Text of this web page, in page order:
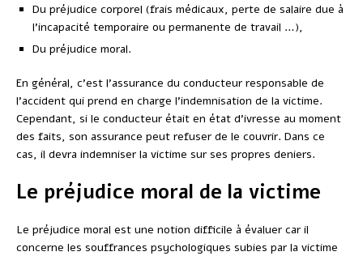
Du préjudice corporel (frais médicaux, perte de salaire due à
l’incapacité temporaire ou permanente de travail …),
Du préjudice moral.
En général, c’est l’assurance du conducteur responsable de
l’accident qui prend en charge l’indemnisation de la victime.
Cependant, si le conducteur était en état d’ivresse au moment
des faits, son assurance peut refuser de le couvrir. Dans ce
cas, il devra indemniser la victime sur ses propres deniers.
Le préjudice moral de la victime
Le préjudice moral est une notion difficile à évaluer car il
concerne les souffrances psychologiques subies par la victime